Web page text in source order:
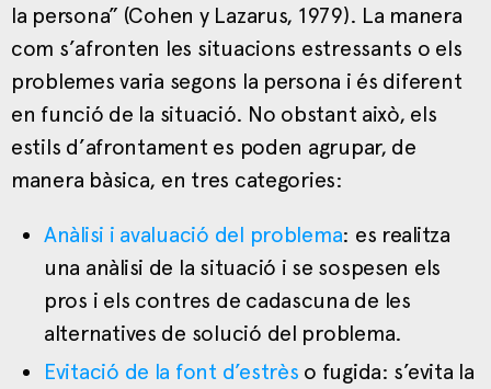
la persona” (Cohen y Lazarus, 1979). La manera
com s’afronten les situacions estressants o els
problemes varia segons la persona i és diferent
en funció de la situació. No obstant això, els
estils d’afrontament es poden agrupar, de
manera bàsica, en tres categories:
Anàlisi i avaluació del problema: es realitza
una anàlisi de la situació i se sospesen els
pros i els contres de cadascuna de les
alternatives de solució del problema.
Evitació de la font d’estrès o fugida: s’evita la